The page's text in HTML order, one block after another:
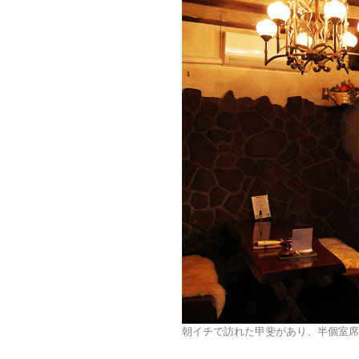
朝イチで訪れた甲斐があり、半個室